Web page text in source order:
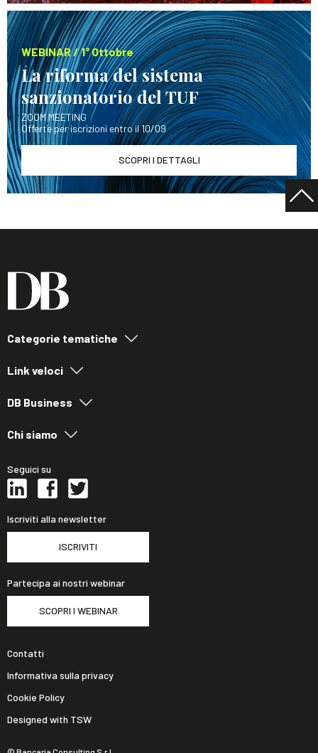
WEBINAR / 1° Ottobre
La riforma del sistema
sanzionatorio del TUF
ZOOM MEETING
Offerte per iscrizioni entro il 10/09
SCOPRI I DETTAGLI
Categorie tematiche
Link veloci
DB Business
Chi siamo
Seguici su
Iscriviti alla newsletter
ISCRIVITI
Partecipa ai nostri webinar
SCOPRI I WEBINAR
Contatti
Informativa sulla privacy
Cookie Policy
Designed with TSW